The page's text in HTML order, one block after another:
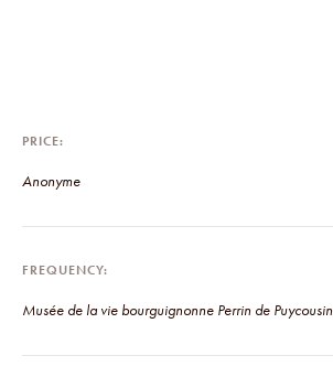
PRICE
Anonyme
FREQUENCY
Musée de la vie bourguignonne Perrin de Puycousin.